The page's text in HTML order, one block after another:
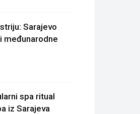
Sarajevo
međunarodne
spa ritual
iz Sarajeva